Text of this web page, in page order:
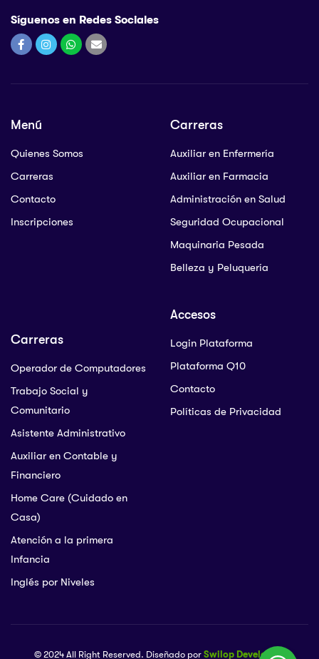
Síguenos en Redes Sociales
Menú
Quienes Somos
Carreras
Contacto
Inscripciones
Carreras
Auxiliar en Enfermería
Auxiliar en Farmacia
Administración en Salud
Seguridad Ocupacional
Maquinaria Pesada
Belleza y Peluquería
Carreras
Operador de Computadores
Trabajo Social y
Comunitario
Asistente Administrativo
Auxiliar en Contable y
Financiero
Home Care (Cuidado en
Casa)
Atención a la primera
Infancia
Inglés por Niveles
Accesos
Login Plataforma
Plataforma Q10
Contacto
Políticas de Privacidad
© 2024 All Right Reserved. Diseñado por Swilop Developers